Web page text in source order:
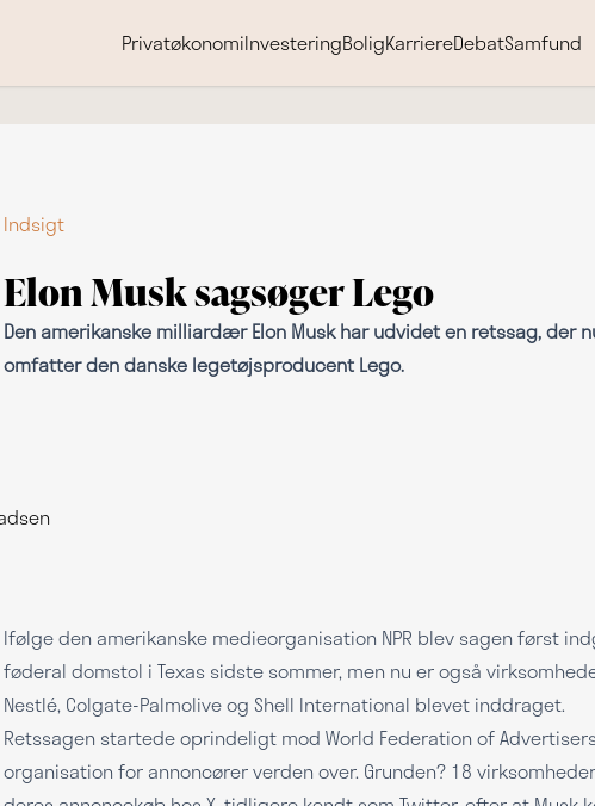
PrivatøkonomiInvesteringBoligKarriereDebatSamfund
Indsigt
Elon Musk sagsøger Lego
Den amerikanske milliardær Elon Musk har udvidet en retssag, der
omfatter den danske legetøjsproducent Lego.
Ifølge den amerikanske medieorganisation NPR blev sagen først
føderal domstol i Texas sidste sommer, men nu er også
Nestlé, Colgate-Palmolive og Shell International blevet inddraget.
Retssagen startede oprindeligt mod World Federation of Advertisers
organisation for annoncører verden over. Grunden? 18